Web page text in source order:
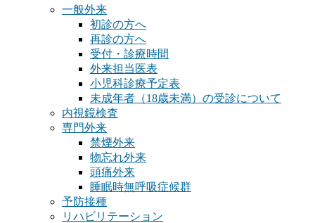
一般外来
初診の方へ
再診の方へ
受付・診療時間
外来担当医表
小児科診療予定表
未成年者（18歳未満）の受診について
内視鏡検査
専門外来
禁煙外来
物忘れ外来
頭痛外来
睡眠時無呼吸症候群
予防接種
リハビリテーション